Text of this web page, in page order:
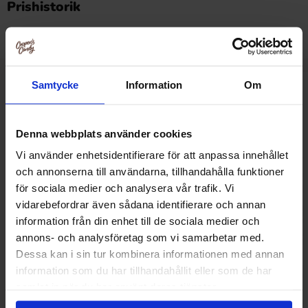
Samtycke Information Om
Denna webbplats använder cookies
Vi använder enhetsidentifierare för att anpassa innehållet
och annonserna till användarna, tillhandahålla funktioner
för sociala medier och analysera vår trafik. Vi
vidarebefordrar även sådana identifierare och annan
information från din enhet till de sociala medier och
annons- och analysföretag som vi samarbetar med.
Dessa kan i sin tur kombinera informationen med annan
information som du har tillhandahållit eller som de har
Prishistorik
Laveste pris i de sidste 30 dage er 46.90 kr (2026-08-06)
Relaterede produkter